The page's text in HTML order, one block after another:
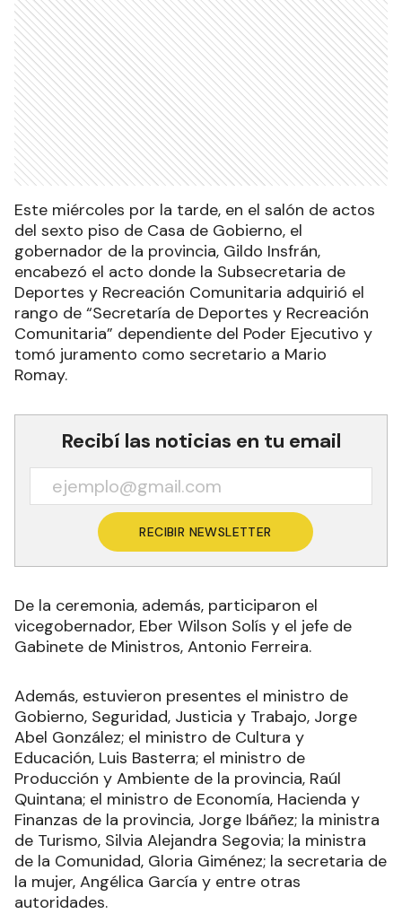
Este miércoles por la tarde, en el salón de actos
del sexto piso de Casa de Gobierno, el
gobernador de la provincia, Gildo Insfrán,
encabezó el acto donde la Subsecretaria de
Deportes y Recreación Comunitaria adquirió el
rango de “Secretaría de Deportes y Recreación
Comunitaria” dependiente del Poder Ejecutivo y
tomó juramento como secretario a Mario
Romay.
Recibí las noticias en tu email
RECIBIR NEWSLETTER
De la ceremonia, además, participaron el
vicegobernador, Eber Wilson Solís y el jefe de
Gabinete de Ministros, Antonio Ferreira.
Además, estuvieron presentes el ministro de
Gobierno, Seguridad, Justicia y Trabajo, Jorge
Abel González; el ministro de Cultura y
Educación, Luis Basterra; el ministro de
Producción y Ambiente de la provincia, Raúl
Quintana; el ministro de Economía, Hacienda y
Finanzas de la provincia, Jorge Ibáñez; la ministra
de Turismo, Silvia Alejandra Segovia; la ministra
de la Comunidad, Gloria Giménez; la secretaria de
la mujer, Angélica García y entre otras
autoridades.